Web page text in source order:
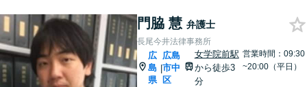
門脇 慧 弁護士
長尾今井法律事務所
広
島
県
|
広島
市中
区
女学院前駅
から徒歩3
分
営業時間：09:30
~20:00（平日）